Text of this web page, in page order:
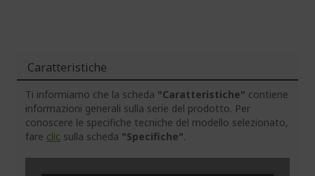
Caratteristiche
Ti informiamo che la scheda "Caratteristiche" contiene
informazioni generali sulla serie del prodotto. Per
conoscere le specifiche tecniche del modello selezionato,
fare clic sulla scheda "Specifiche".